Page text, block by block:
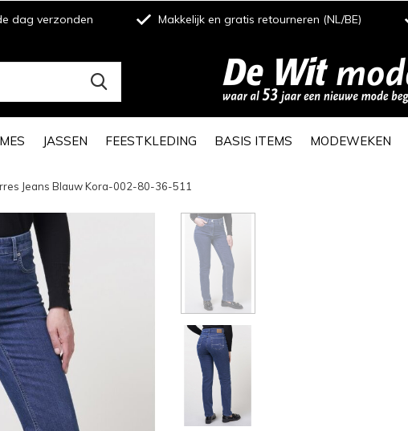
JASSEN FEESTKLEDING BASIS ITEMS MODEWEKEN
dag verzonden Makkelijk en gratis retourneren (NL/BE)
Jeans Blauw Kora-002-80-36-511